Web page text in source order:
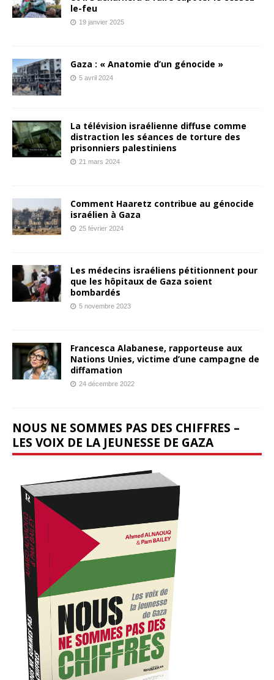
le-feu
19 janvier 2025
Gaza : « Anatomie d’un génocide »
5 avril 2024
La télévision israélienne diffuse comme
distraction les séances de torture des
prisonniers palestiniens
21 mars 2024
Comment Haaretz contribue au génocide
israélien à Gaza
25 février 2024
Les médecins israéliens pétitionnent pour
que les hôpitaux de Gaza soient
bombardés
5 novembre 2023
Francesca Alabanese, rapporteuse aux
Nations Unies, victime d’une campagne de
diffamation
24 décembre 2022
NOUS NE SOMMES PAS DES CHIFFRES –
LES VOIX DE LA JEUNESSE DE GAZA